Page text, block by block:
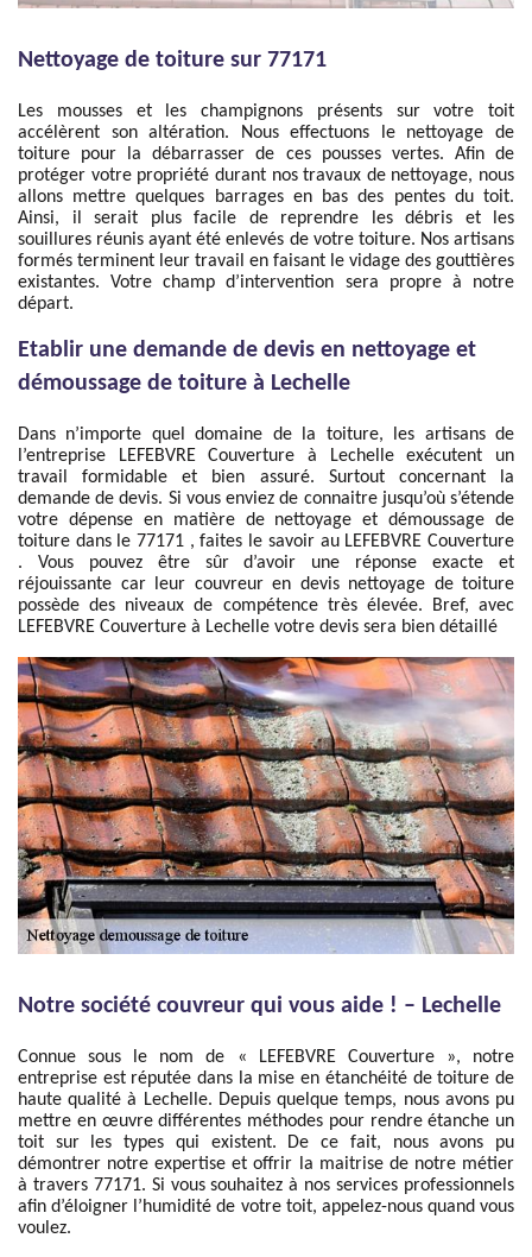
Nettoyage de toiture sur 77171
Les mousses et les champignons présents sur votre toit
accélèrent son altération. Nous effectuons le nettoyage de
toiture pour la débarrasser de ces pousses vertes. Afin de
protéger votre propriété durant nos travaux de nettoyage, nous
allons mettre quelques barrages en bas des pentes du toit.
Ainsi, il serait plus facile de reprendre les débris et les
souillures réunis ayant été enlevés de votre toiture. Nos artisans
formés terminent leur travail en faisant le vidage des gouttières
existantes. Votre champ d’intervention sera propre à notre
départ.
Etablir une demande de devis en nettoyage et
démoussage de toiture à Lechelle
Dans n’importe quel domaine de la toiture, les artisans de
l’entreprise LEFEBVRE Couverture à Lechelle exécutent un
travail formidable et bien assuré. Surtout concernant la
demande de devis. Si vous enviez de connaitre jusqu’où s’étende
votre dépense en matière de nettoyage et démoussage de
toiture dans le 77171 , faites le savoir au LEFEBVRE Couverture
. Vous pouvez être sûr d’avoir une réponse exacte et
réjouissante car leur couvreur en devis nettoyage de toiture
possède des niveaux de compétence très élevée. Bref, avec
LEFEBVRE Couverture à Lechelle votre devis sera bien détaillé
Notre société couvreur qui vous aide ! – Lechelle
Connue sous le nom de « LEFEBVRE Couverture », notre
entreprise est réputée dans la mise en étanchéité de toiture de
haute qualité à Lechelle. Depuis quelque temps, nous avons pu
mettre en œuvre différentes méthodes pour rendre étanche un
toit sur les types qui existent. De ce fait, nous avons pu
démontrer notre expertise et offrir la maitrise de notre métier
à travers 77171. Si vous souhaitez à nos services professionnels
afin d’éloigner l’humidité de votre toit, appelez-nous quand vous
voulez.